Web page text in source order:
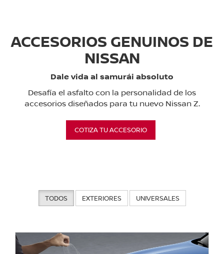
ACCESORIOS GENUINOS DE
NISSAN
Dale vida al samurái absoluto
Desafía el asfalto con la personalidad de los
accesorios diseñados para tu nuevo Nissan Z.
COTIZA TU ACCESORIO
TODOS EXTERIORES UNIVERSALES